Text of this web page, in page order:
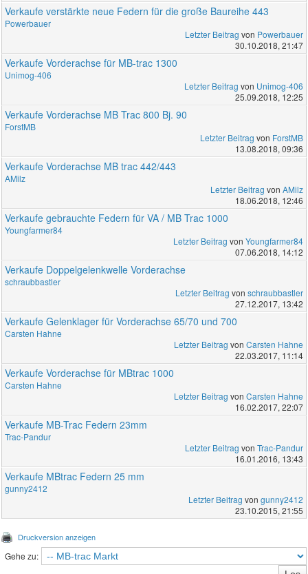
Verkaufe verstärkte neue Federn für die große Baureihe 443
Powerbauer
Letzter Beitrag von Powerbauer
30.10.2018, 21:47
Verkaufe Vorderachse für MB-trac 1300
Unimog-406
Letzter Beitrag von Unimog-406
25.09.2018, 12:25
Verkaufe Vorderachse MB Trac 800 Bj. 90
ForstMB
Letzter Beitrag von ForstMB
13.08.2018, 09:36
Verkaufe Vorderachse MB trac 442/443
AMilz
Letzter Beitrag von AMilz
18.06.2018, 12:46
Verkaufe gebrauchte Federn für VA / MB Trac 1000
Youngfarmer84
Letzter Beitrag von Youngfarmer84
07.06.2018, 14:12
Verkaufe Doppelgelenkwelle Vorderachse
schraubbastler
Letzter Beitrag von schraubbastler
27.12.2017, 13:42
Verkaufe Gelenklager für Vorderachse 65/70 und 700
Carsten Hahne
Letzter Beitrag von Carsten Hahne
22.03.2017, 11:14
Verkaufe Vorderachse für MBtrac 1000
Carsten Hahne
Letzter Beitrag von Carsten Hahne
16.02.2017, 22:07
Verkaufe MB-Trac Federn 23mm
Trac-Pandur
Letzter Beitrag von Trac-Pandur
16.01.2016, 13:43
Verkaufe MBtrac Federn 25 mm
gunny2412
Letzter Beitrag von gunny2412
23.10.2015, 21:55
Druckversion anzeigen
Gehe zu: